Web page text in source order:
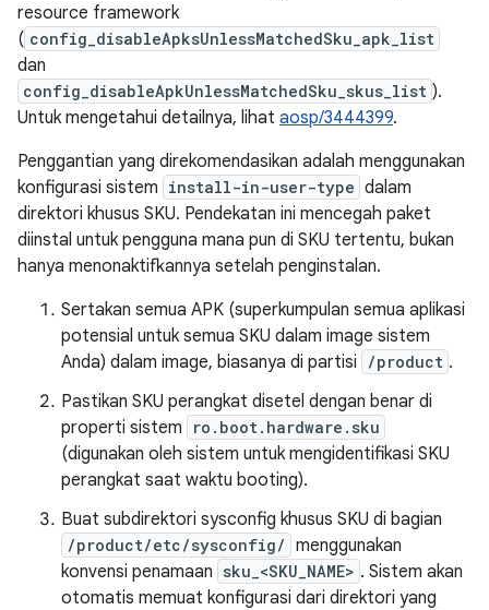
resource framework
( config_disableApksUnlessMatchedSku_apk_list
dan
config_disableApkUnlessMatchedSku_skus_list ).
Untuk mengetahui detailnya, lihat aosp/3444399.
Penggantian yang direkomendasikan adalah menggunakan
konfigurasi sistem install-in-user-type dalam
direktori khusus SKU. Pendekatan ini mencegah paket
diinstal untuk pengguna mana pun di SKU tertentu, bukan
hanya menonaktifkannya setelah penginstalan.
Sertakan semua APK (superkumpulan semua aplikasi
potensial untuk semua SKU dalam image sistem
Anda) dalam image, biasanya di partisi
/product .
Pastikan SKU perangkat disetel dengan benar di
properti sistem
ro.boot.hardware.sku
(digunakan oleh sistem untuk mengidentifikasi SKU
perangkat saat waktu booting).
Buat subdirektori sysconfig khusus SKU di bagian
/product/etc/sysconfig/ menggunakan
konvensi penamaan sku_<SKU_NAME> . Sistem akan
otomatis memuat konfigurasi dari direktori yang